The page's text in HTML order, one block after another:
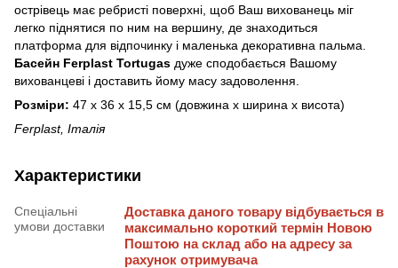
острівець має ребристі поверхні, щоб Ваш вихованець міг
легко піднятися по ним на вершину, де знаходиться
платформа для відпочинку і маленька декоративна пальма.
Басейн Ferplast Tortugas дуже сподобається Вашому
вихованцеві і доставить йому масу задоволення.
Розміри: 47 x 36 x 15,5 см (довжина х ширина х висота)
Ferplast, Італія
Характеристики
Спеціальні
умови доставки
Доставка даного товару відбувається в
максимально короткий термін Новою
Поштою на склад або на адресу за
рахунок отримувача